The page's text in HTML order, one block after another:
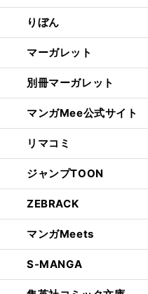
りぼん
マーガレット
別冊マーガレット
マンガMee公式サイト
リマコミ
ジャンプTOON
ZEBRACK
マンガMeets
S-MANGA